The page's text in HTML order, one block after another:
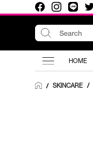
HOME
/ SKINCARE /